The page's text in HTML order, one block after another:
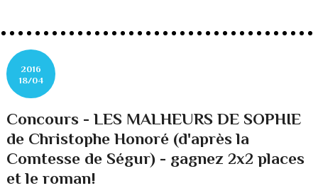
2016
18/04
Concours - LES MALHEURS DE SOPHIE
de Christophe Honoré (d'après la
Comtesse de Ségur) - gagnez 2x2 places
et le roman!